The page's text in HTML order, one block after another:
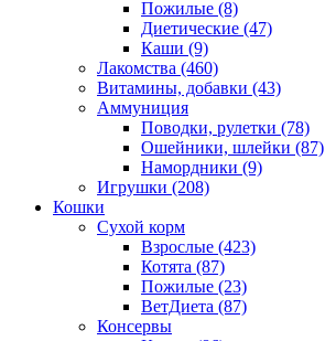
Пожилые (8)
Диетические (47)
Каши (9)
Лакомства (460)
Витамины, добавки (43)
Аммуниция
Поводки, рулетки (78)
Ошейники, шлейки (87)
Намордники (9)
Игрушки (208)
Кошки
Сухой корм
Взрослые (423)
Котята (87)
Пожилые (23)
ВетДиета (87)
Консервы